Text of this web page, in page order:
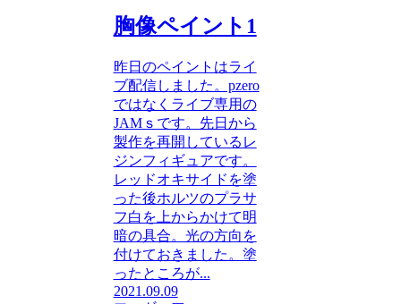
胸像ペイント1
昨日のペイントはライ
ブ配信しました。pzero
ではなくライブ専用の
JAMｓです。先日から
製作を再開しているレ
ジンフィギュアです。
レッドオキサイドを塗
った後ホルツのプラサ
フ白を上からかけて明
暗の具合。光の方向を
付けておきました。塗
ったところが...
2021.09.09